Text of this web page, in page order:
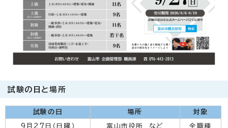
試験の日と場所
試験の日 場所 対象
9月27日（日曜） 富山市役所 など 全職種